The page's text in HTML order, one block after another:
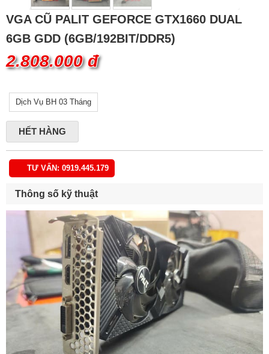
VGA CŨ PALIT GEFORCE GTX1660 DUAL
6GB GDD (6GB/192BIT/DDR5)
2.808.000 đ
Dịch Vụ BH 03 Tháng
HẾT HÀNG
TƯ VẤN: 0919.445.179
Thông số kỹ thuật